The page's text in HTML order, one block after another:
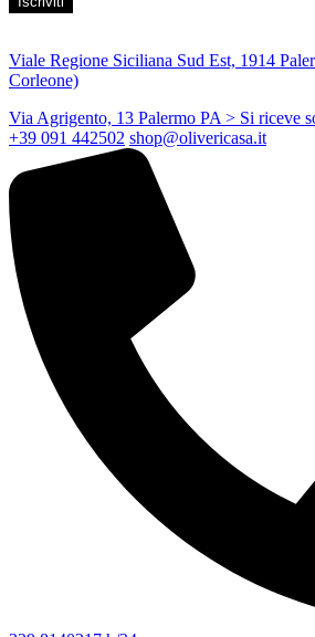
Viale Regione Siciliana Sud Est, 1914
Corleone)
Via Agrigento, 13 Palermo PA > Si riceve
+39 091 442502 shop@olivericasa.it